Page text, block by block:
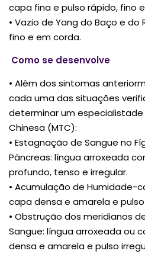
capa fina e pulso rápido, fino
• Vazio de Yang do Baço e do
fino e em corda.
Como se desenvolve
• Além dos sintomas
cada uma das situações
determinar um especialistade
Chinesa (MTC):
• Estagnação de Sangue no
Pâncreas: língua arroxeada
profundo, tenso e irregular.
• Acumulação de Humidade-
capa densa e amarela e
• Obstrução dos meridianos
Sangue: língua arroxeada ou
densa e amarela e pulso